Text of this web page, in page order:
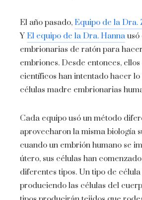
El año pasado, Equipo de la Dra.
Y El equipo de la Dra. Hanna usó
embrionarias de ratón para
embriones. Desde entonces,
científicos han intentado hacer lo
células madre embrionarias
Cada equipo usó un método
aprovecharon la misma biología
cuando un embrión humano se
útero, sus células han
diferentes tipos. Un tipo de
produciendo las células del